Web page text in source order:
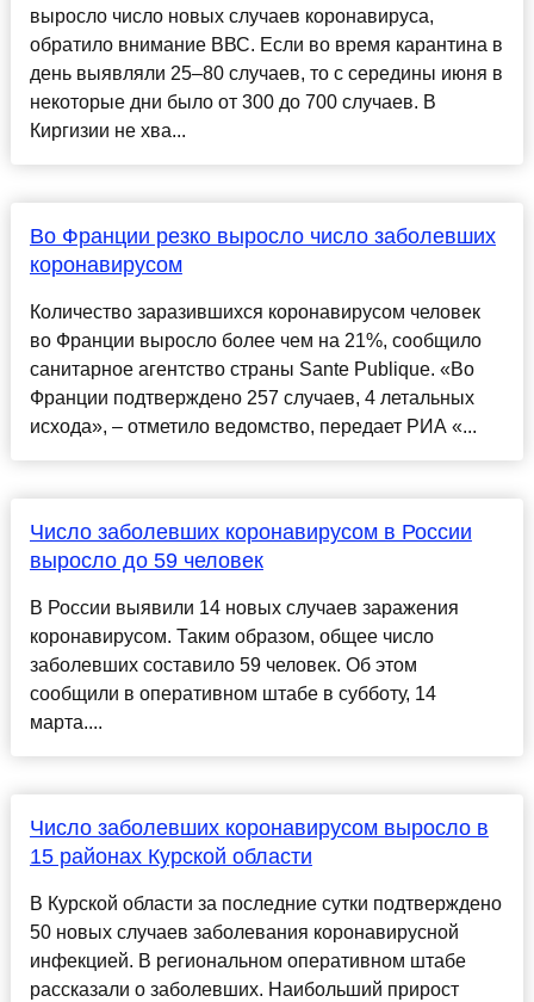
выросло число новых случаев коронавируса,
обратило внимание ВВС. Если во время карантина в
день выявляли 25–80 случаев, то с середины июня в
некоторые дни было от 300 до 700 случаев. В
Киргизии не хва...
Во Франции резко выросло число заболевших
коронавирусом
Количество заразившихся коронавирусом человек
во Франции выросло более чем на 21%, сообщило
санитарное агентство страны Sante Publique. «Во
Франции подтверждено 257 случаев, 4 летальных
исхода», – отметило ведомство, передает РИА «...
Число заболевших коронавирусом в России
выросло до 59 человек
В России выявили 14 новых случаев заражения
коронавирусом. Таким образом, общее число
заболевших составило 59 человек. Об этом
сообщили в оперативном штабе в субботу, 14
марта....
Число заболевших коронавирусом выросло в
15 районах Курской области
В Курской области за последние сутки подтверждено
50 новых случаев заболевания коронавирусной
инфекцией. В региональном оперативном штабе
рассказали о заболевших. Наибольший прирост